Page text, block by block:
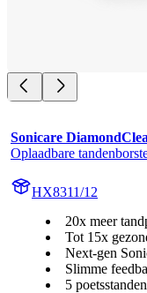
Sonicare
Oplaadbare
HX8311/12
20x meer
Tot 15x
Next-gen
Slimme
5